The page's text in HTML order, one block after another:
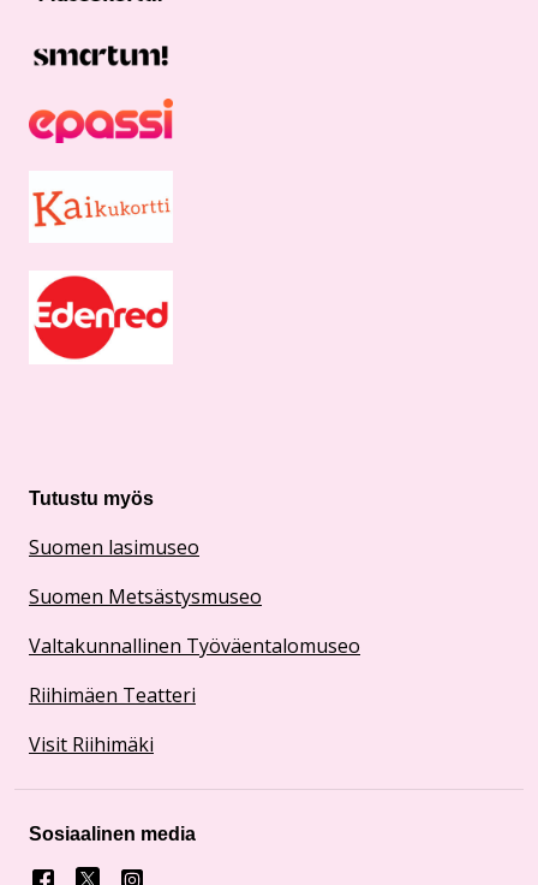
Tutustu myös
Suomen lasimuseo
Suomen Metsästysmuseo
Valtakunnallinen Työväentalomuseo
Riihimäen Teatteri
Visit Riihimäki
Sosiaalinen media